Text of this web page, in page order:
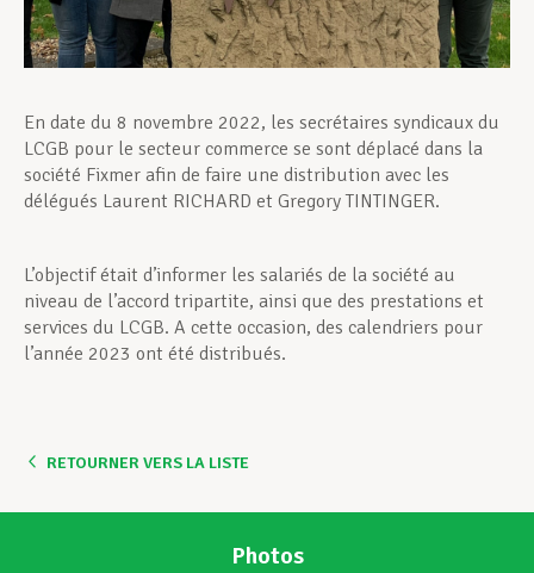
En date du 8 novembre 2022, les secrétaires syndicaux du
LCGB pour le secteur commerce se sont déplacé dans la
société Fixmer afin de faire une distribution avec les
délégués Laurent RICHARD et Gregory TINTINGER.
L’objectif était d’informer les salariés de la société au
niveau de l’accord tripartite, ainsi que des prestations et
services du LCGB. A cette occasion, des calendriers pour
l’année 2023 ont été distribués.
RETOURNER VERS LA LISTE
Photos